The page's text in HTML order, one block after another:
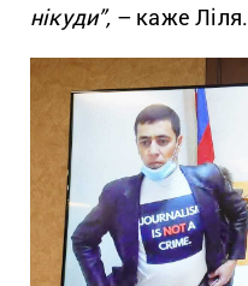
нікуди”, – каже Ліля.